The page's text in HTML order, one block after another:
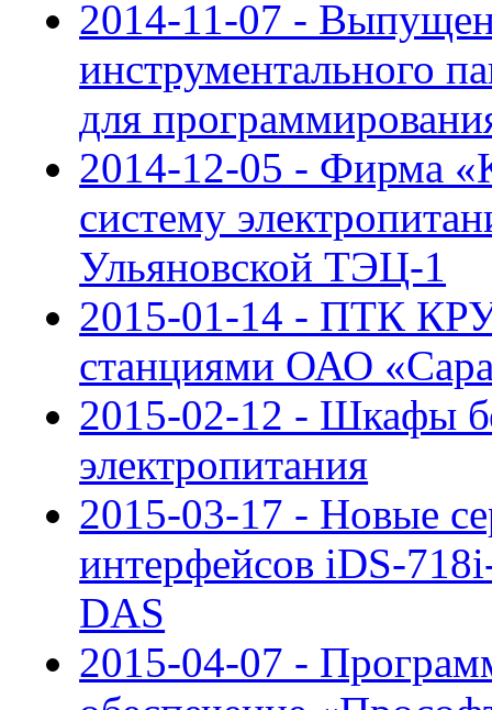
2014-11-07 -
инструментального
для
2014-12-05 - Фирма
систему
Ульяновской ТЭЦ-1
2015-01-14 - ПТК
станциями ОАО
2015-02-12 - Шкафы
электропитания
2015-03-17 - Новые
интерфейсов iDS-
DAS
2015-04-07 -